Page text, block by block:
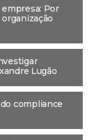
Por
Lugão
compliance